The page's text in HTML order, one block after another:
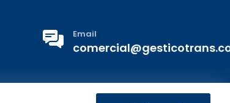
Email